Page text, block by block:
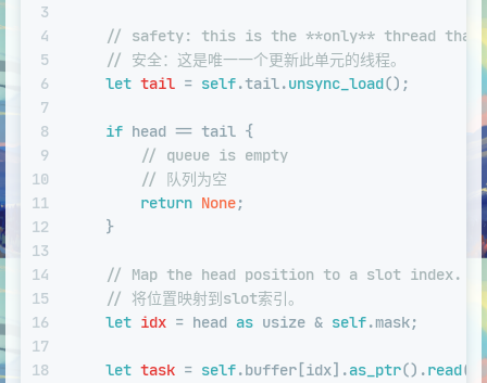
3
4
5
6
7
8
9
10
11
12
13
14
15
16
17
18
// safety: this is the **only** thread that
// 安全：这是唯一一个更新此单元的线程。
let tail = self.tail.unsync_load();
if head == tail {
// queue is empty
// 队列为空
return None;
    }
// Map the head position to a slot index.
// 将位置映射到slot索引。
let idx = head as usize & self.mask;
let task = self.buffer[idx].as_ptr().read();